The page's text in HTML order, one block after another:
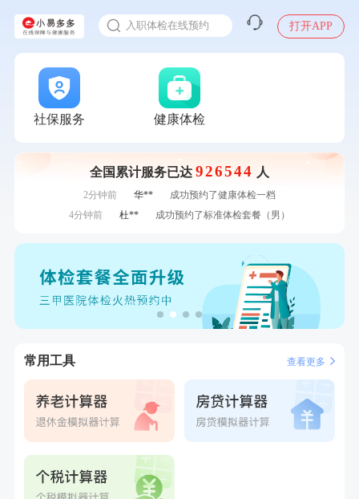
入职体检在线预约
打开APP
社保服务 健康体检
全国累计服务已达 926544 人
7分钟前 叶**
成功预约了女性防癌筛查套餐
7分钟前
李**
购买了七年五季黑咖啡速溶低脂无添加蔗糖美式咖啡粉
刚刚 何*
购买了K3颈椎按摩仪（浅灰色）
刚刚
购买了K3颈椎按摩仪（浅灰色）
成功预约了尊享版孕前套餐（女）
刚刚
成功预约了尊享版孕前套餐（女）
1分钟前
购买了汤臣倍健多维男士多种维生素矿物质片1.5g*60片*2
瓶
2分钟前 陆**
购买了固本堂阿胶糕传统口味400g
2分钟前
华**
成功预约了健康体检一档
4分钟前
杜**
成功预约了标准体检套餐（男）
购买了美的体重秤 MO-CW5 白色
6分钟前
王**
成功预约女性常规体检套餐
7分钟前
叶**
成功预约了女性防癌筛查套餐
购买了七年五季黑咖啡速溶低脂无添加蔗糖美式咖啡粉
24g*2盒
常用工具 查看更多